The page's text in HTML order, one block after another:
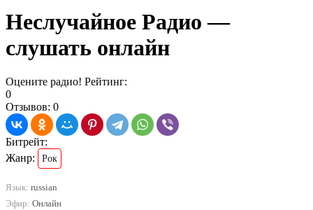
Неслучайное Радио —
слушать онлайн
Оцените радио! Рейтинг:
0
Отзывов: 0
Битрейт:
Жанр:
Рок
Язык: russian
Эфир: Онлайн